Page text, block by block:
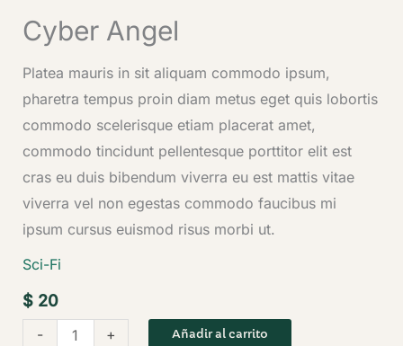
Cyber Angel
Platea mauris in sit aliquam commodo ipsum,
pharetra tempus proin diam metus eget quis lobortis
commodo scelerisque etiam placerat amet,
commodo tincidunt pellentesque porttitor elit est
cras eu duis bibendum viverra eu est mattis vitae
viverra vel non egestas commodo faucibus mi
ipsum cursus euismod risus morbi ut.
Sci-Fi
$20
-
Cyber
+ Añadir al carrito